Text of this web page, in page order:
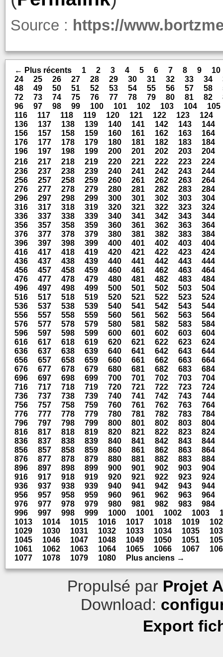
Source : https://
← Plus récents 1 2 3 4 5 6 7 8 9
10
24
25 26 27 28 29 30 31 32 33 34
48
49 50 51 52 53 54 55 56 57 58
72
73 74 75 76 77 78 79 80 81 82
96
97 98 99 100 101 102 103 104
105
116
117 118 119 120 121 122 123 124
136
137 138 139 140 141 142 143
144
156
157 158 159 160 161 162 163
164
176
177 178 179 180 181 182 183
184
196
197 198 199 200 201 202 203
204
216
217 218 219 220 221 222 223
224
236
237 238 239 240 241 242 243
244
256
257 258 259 260 261 262 263
264
276
277 278 279 280 281 282 283
284
296
297 298 299 300 301 302 303
304
316
317 318 319 320 321 322 323
324
336
337 338 339 340 341 342 343
344
356
357 358 359 360 361 362 363
364
376
377 378 379 380 381 382 383
384
396
397 398 399 400 401 402 403
404
416
417 418 419 420 421 422 423
424
436
437 438 439 440 441 442 443
444
456
457 458 459 460 461 462 463
464
476
477 478 479 480 481 482 483
484
496
497 498 499 500 501 502 503
504
516
517 518 519 520 521 522 523
524
536
537 538 539 540 541 542 543
544
556
557 558 559 560 561 562 563
564
576
577 578 579 580 581 582 583
584
596
597 598 599 600 601 602 603
604
616
617 618 619 620 621 622 623
624
636
637 638 639 640 641 642 643
644
656
657 658 659 660 661 662 663
664
676
677 678 679 680 681 682 683
684
696
697 698 699 700 701 702 703
704
716
717 718 719 720 721 722 723
724
736
737 738 739 740 741 742 743
744
756
757 758 759 760 761 762 763
764
776
777 778 779 780 781 782 783
784
796
797 798 799 800 801 802 803
804
816
817 818 819 820 821 822 823
824
836
837 838 839 840 841 842 843
844
856
857 858 859 860 861 862 863
864
876
877 878 879 880 881 882 883
884
896
897 898 899 900 901 902 903
904
916
917 918 919 920 921 922 923
924
936
937 938 939 940 941 942 943
944
956
957 958 959 960 961 962 963
964
976
977 978 979 980 981 982 983
984
996
997 998 999 1000 1001 1002 1003
1013
1014 1015 1016 1017 1018 1019
1029
1030 1031 1032 1033 1034 1035
1045
1046 1047 1048 1049 1050 1051
1061
1062 1063 1064 1065 1066 1067
1077
1078 1079 1080 Plus anciens →
Propulsé par Projet
Download:
Export